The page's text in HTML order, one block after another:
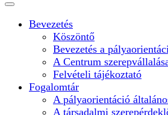
Bevezetés
Köszöntő
Bevezetés a
A Centrum
Felvételi tájékoztató
Fogalomtár
A pályaorientáció
A társadalmi